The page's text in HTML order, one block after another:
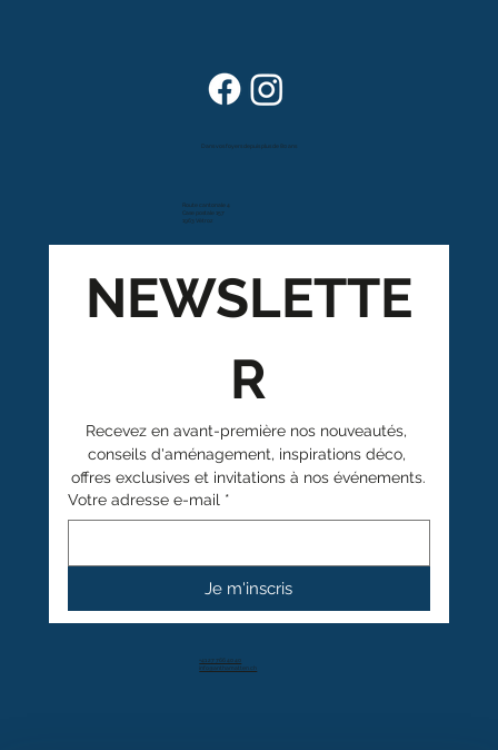
Route cantonale 4
Case postale 157
1963 Vétroz
Dans vos foyers depuis plus de 80 ans
+41 27 766 40 40
info@anthamatten.ch
NEWSLETTE
R
Recevez en avant-première nos nouveautés,
conseils d'aménagement, inspirations déco,
offres exclusives et invitations à nos événements.
Votre adresse e-mail *
Je m'inscris